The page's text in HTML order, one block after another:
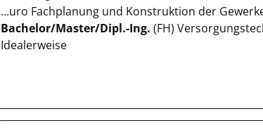
...uro Fachplanung und Konstruktion der
Bachelor/Master/Dipl.-Ing. (FH)
Idealerweise